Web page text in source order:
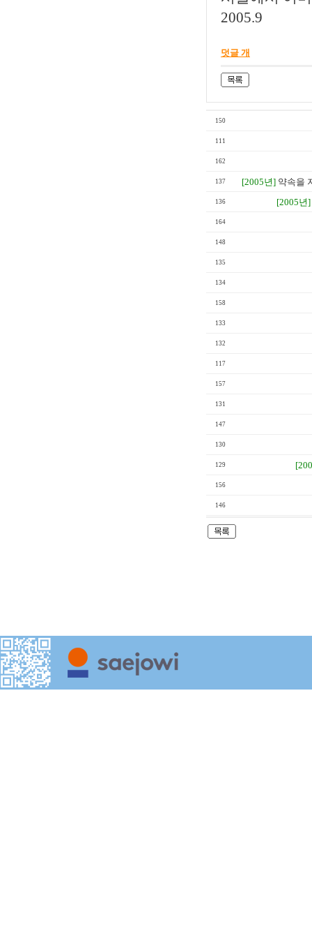
2005.9
덧글 개
150
111
162
137 [2005년] 약속을
136 [2005년]
164
148
135
134
158
133
132
117
157
131
147
130
129
156
146